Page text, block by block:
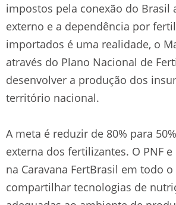
impostos pela conexão do Brasil
externo e a dependência por
importados é uma realidade, o
através do Plano Nacional de
desenvolver a produção dos
território nacional.
A meta é reduzir de 80% para
externa dos fertilizantes. O PNF
na Caravana FertBrasil em todo
compartilhar tecnologias de